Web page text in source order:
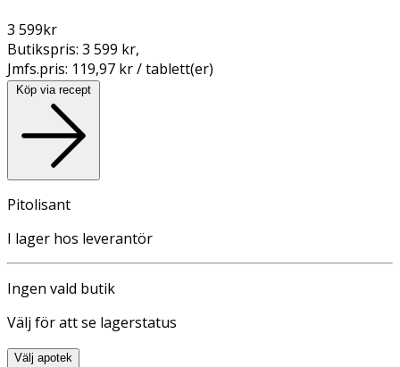
3 599kr
Butikspris: 3 599 kr,
Jmfs.pris: 119,97 kr / tablett(er)
Köp via recept
Pitolisant
I lager hos leverantör
Ingen vald butik
Välj för att se lagerstatus
Välj apotek